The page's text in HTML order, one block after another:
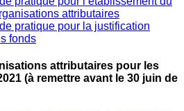
attributaires
pratique pour la justification
fonds
attributaires pour les
(à remettre avant le 30 juin de